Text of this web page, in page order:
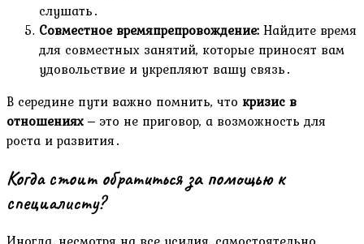
слушать․
Совместное времяпрепровождение: Найдите время
для совместных занятий, которые приносят вам
удовольствие и укрепляют вашу связь․
В середине пути важно помнить, что кризис в
отношениях ‒ это не приговор, а возможность для
роста и развития․
Когда стоит обратиться за помощью к
специалисту?